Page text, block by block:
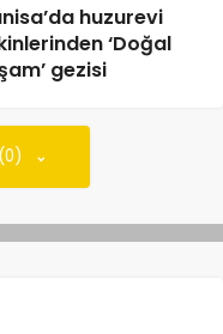
huzurevi
‘Doğal
gezisi